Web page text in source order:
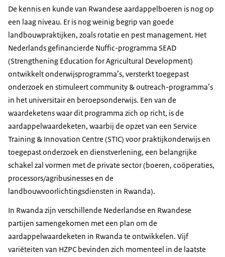
De kennis en kunde van Rwandese aardappelboeren is nog op
een laag niveau. Er is nog weinig begrip van goede
landbouwpraktijken, zoals rotatie en pest management. Het
Nederlands gefinancierde Nuffic-programma SEAD
(Strengthening Education for Agricultural Development)
ontwikkelt onderwijsprogramma’s, versterkt toegepast
onderzoek en stimuleert community & outreach-programma’s
in het universitair en beroepsonderwijs. Een van de
waardeketens waar dit programma zich op richt, is de
aardappelwaardeketen, waarbij de opzet van een Service
Training & Innovation Centre (STIC) voor praktijkonderwijs en
toegepast onderzoek en dienstverlening, een belangrijke
schakel zal vormen met de private sector (boeren, coöperaties,
processors/agribusinesses en de
landbouwvoorlichtingsdiensten in Rwanda).
In Rwanda zijn verschillende Nederlandse en Rwandese
partijen samengekomen met een plan om de
aardappelwaardeketen in Rwanda te ontwikkelen. Vijf
variëteiten van HZPC bevinden zich momenteel in de laatste